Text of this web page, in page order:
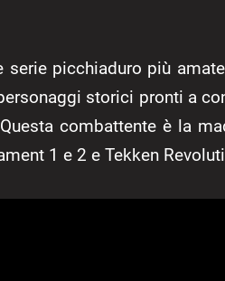
serie picchiaduro più
storici pronti a
combattente è la
1 e 2 e Tekken